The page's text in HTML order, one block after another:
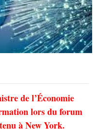
de l’Économie
lors du forum
à New York.